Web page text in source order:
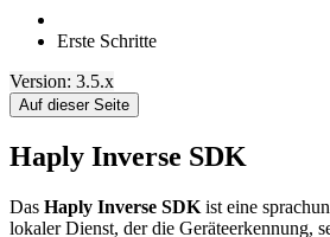
Erste Schritte
Version: 3.5.x
Auf dieser Seite
Haply Inverse SDK
Das Haply Inverse SDK ist eine
lokaler Dienst, der die Geräteerkennung,